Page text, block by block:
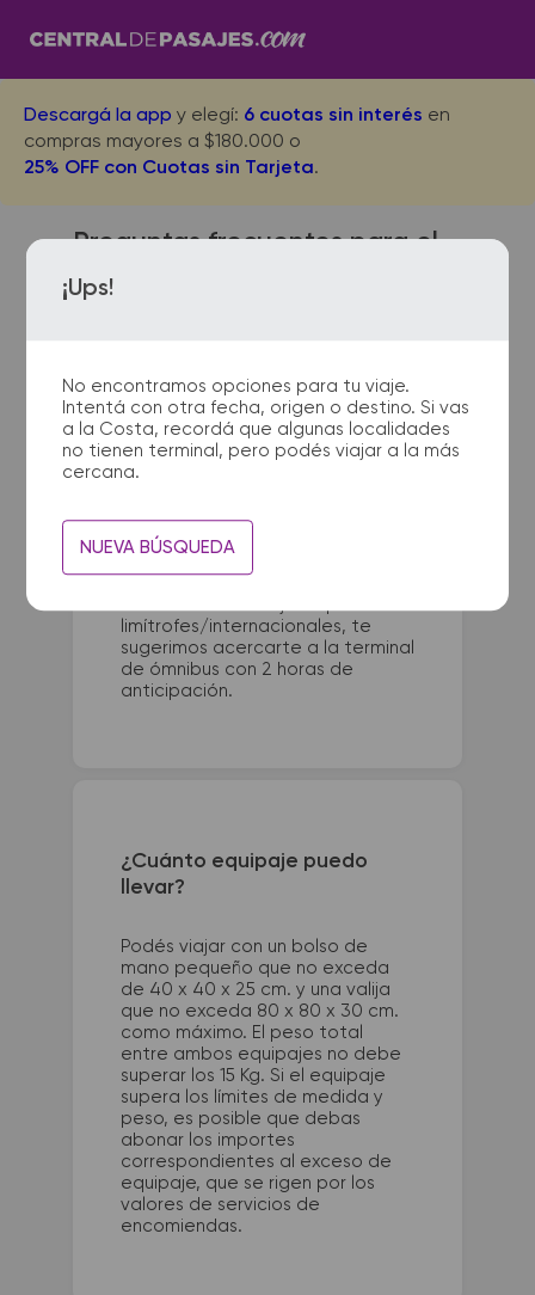
Descargá la app y elegí: 6 cuotas sin interés en
compras mayores a $180.000 o
25% OFF con Cuotas sin Tarjeta.
¡Ups!
No encontramos opciones para tu viaje.
Intentá con otra fecha, origen o destino. Si vas
a la Costa, recordá que algunas localidades
no tienen terminal, pero podés viajar a la más
cercana.
NUEVA BÚSQUEDA
Preguntas frecuentes para el
viaje desde Goya Acceso a
Pergamino
¿Con cuánta anticipación
debo presentarme en la
terminal de micros?
Para viajes nacionales es
limítrofes/internacionales, te
sugerimos acercarte a la terminal
de ómnibus con 2 horas de
anticipación.
¿Cuánto equipaje puedo
llevar?
Podés viajar con un bolso de
mano pequeño que no exceda
de 40 x 40 x 25 cm. y una valija
que no exceda 80 x 80 x 30 cm.
como máximo. El peso total
entre ambos equipajes no debe
superar los 15 Kg. Si el equipaje
supera los límites de medida y
peso, es posible que debas
abonar los importes
correspondientes al exceso de
equipaje, que se rigen por los
valores de servicios de
encomiendas.